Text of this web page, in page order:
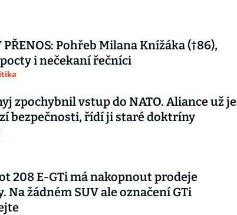
PŘENOS: Pohřeb Milana Knížáka (†86),
i nečekaní řečníci
zpochybnil vstup do NATO. Aliance už je
bezpečnosti, řídí ji staré doktríny
208 E-GTi má nakopnout prodeje
Na žádném SUV ale označení GTi